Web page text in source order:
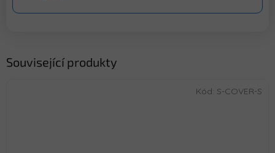
Související produkty
Kód: S-COVER-S